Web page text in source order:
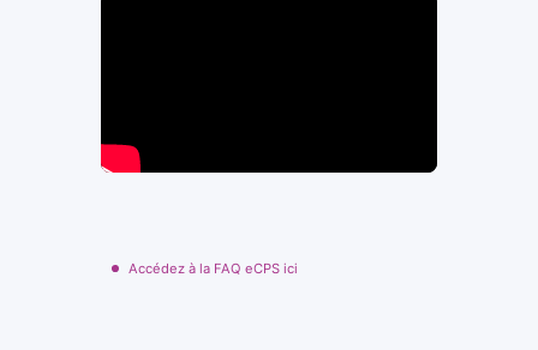
Accédez à la FAQ eCPS ici